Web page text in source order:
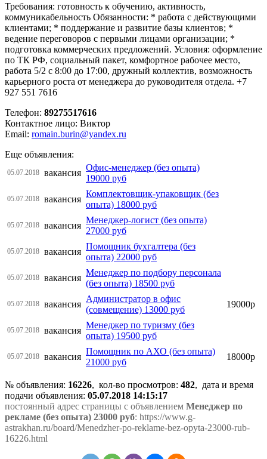
Требования: готовность к обучению, активность,
коммуникабельность Обязанности: * работа с действующими
клиентами; * поддержание и развитие базы клиентов; *
ведение переговоров с первыми лицами организации; *
подготовка коммерческих предложений. Условия: оформление
по ТК РФ, социальный пакет, комфортное рабочее место,
работа 5/2 с 8:00 до 17:00, дружный коллектив, возможность
карьерного роста от менеджера до руководителя отдела. +7
927 551 7616
Телефон: 89275517616
Контактное лицо: Виктор
Email: romain.burin@yandex.ru
Еще объявления:
05.07.2018 вакансия
Офис-менеджер (без опыта)
19000 руб
05.07.2018 вакансия
Комплектовщик-упаковщик (без
опыта) 18000 руб
05.07.2018 вакансия
Менеджер-логист (без опыта)
27000 руб
05.07.2018 вакансия
Помощник бухгалтера (без
опыта) 22000 руб
05.07.2018 вакансия
Менеджер по подбору персонала
(без опыта) 18500 руб
05.07.2018 вакансия
Администратор в офис
(совмещение) 13000 руб
19000р
05.07.2018 вакансия
Менеджер по туризму (без
опыта) 19500 руб
05.07.2018 вакансия
Помощник по АХО (без опыта)
21000 руб
18000р
№ объявления: 16226, кол-во просмотров: 482, дата и время
подачи объявления: 05.07.2018 14:15:17
постоянный адрес страницы с объявлением Менеджер по
рекламе (без опыта) 23000 руб: https://www.g-
astrakhan.ru/board/Menedzher-po-reklame-bez-opyta-23000-rub-
16226.html